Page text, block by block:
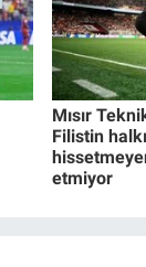
Mısır
Filistin
etmiyor